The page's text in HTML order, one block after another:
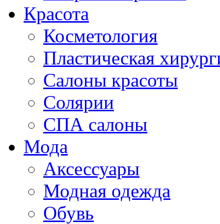
Красота
Косметология
Пластическая
Салоны красоты
Солярии
СПА салоны
Мода
Аксессуары
Модная одежда
Обувь